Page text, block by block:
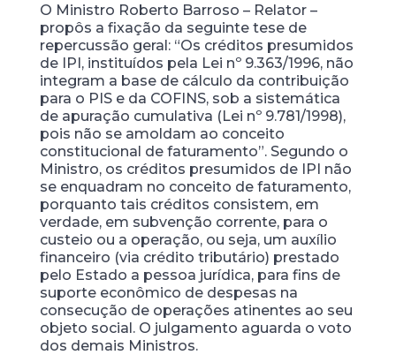
O Ministro Roberto Barroso – Relator –
propôs a fixação da seguinte tese de
repercussão geral: “Os créditos presumidos
de IPI, instituídos pela Lei nº 9.363/1996, não
integram a base de cálculo da contribuição
para o PIS e da COFINS, sob a sistemática
de apuração cumulativa (Lei nº 9.781/1998),
pois não se amoldam ao conceito
constitucional de faturamento”. Segundo o
Ministro, os créditos presumidos de IPI não
se enquadram no conceito de faturamento,
porquanto tais créditos consistem, em
verdade, em subvenção corrente, para o
custeio ou a operação, ou seja, um auxílio
financeiro (via crédito tributário) prestado
pelo Estado a pessoa jurídica, para fins de
suporte econômico de despesas na
consecução de operações atinentes ao seu
objeto social. O julgamento aguarda o voto
dos demais Ministros.